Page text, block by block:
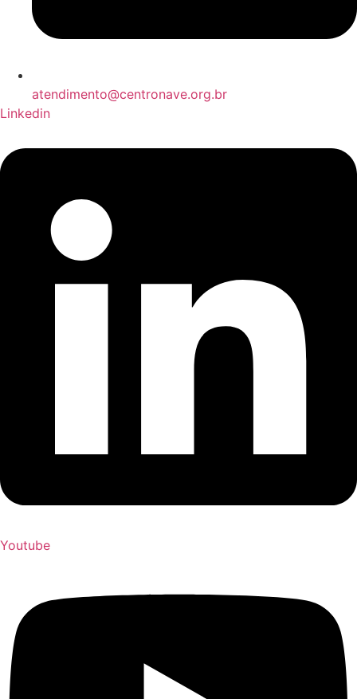
atendimento@centronave.org.br
Linkedin
Youtube